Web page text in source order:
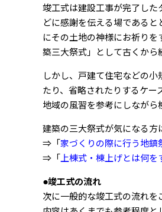
竣工式は建設工事が完了し
どに感謝を伝える場である
にその土地の神様にお祈り
築三大祭式」として古くから
しかし、戸建て住宅などの
たり、省略されたりするケー
地域の風習を参考にしながら
建築の三大祭式が気になる方
⇒「 家づくりの際に行う地鎮
⇒「 上棟式・棟上げとは何
●竣工式の流れ
次に一般的な竣工式の流れ